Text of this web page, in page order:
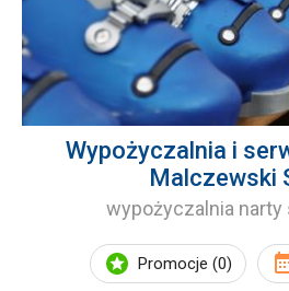
Wypożyczalnia i
Malczewski
wypożyczalnia narty
Promocje (0)